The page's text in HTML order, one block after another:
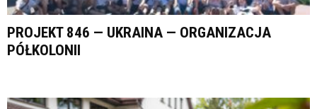
PROJEKT 846 — UKRAINA — ORGANIZACJA
PÓŁKOLONII